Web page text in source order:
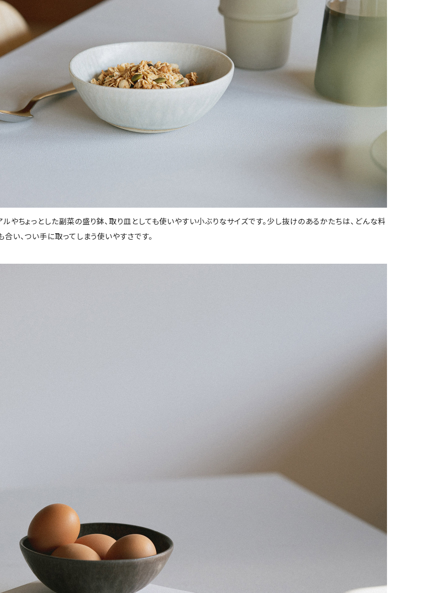
ルやちょっとした副菜の盛り鉢、取り皿としても使いやすい小ぶりなサイズです。少し抜けのあるかたちは、どんな料
合い、つい手に取ってしまう使いやすさです。